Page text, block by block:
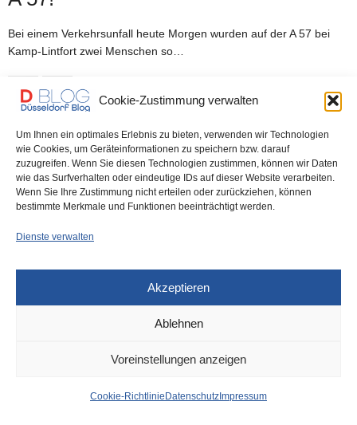
Cookie-Zustimmung verwalten
Um Ihnen ein optimales Erlebnis zu bieten, verwenden wir Technologien
wie Cookies, um Geräteinformationen zu speichern bzw. darauf
zuzugreifen. Wenn Sie diesen Technologien zustimmen, können wir Daten
wie das Surfverhalten oder eindeutige IDs auf dieser Website verarbeiten.
Wenn Sie Ihre Zustimmung nicht erteilen oder zurückziehen, können
bestimmte Merkmale und Funktionen beeinträchtigt werden.
Dienste verwalten
Akzeptieren
Ablehnen
Voreinstellungen anzeigen
Cookie-Richtlinie Datenschutz Impressum
Bei einem Verkehrsunfall heute Morgen wurden auf der A 57 bei
Kamp-Lintfort zwei Menschen so…
0 SHARES
IMPRESSUM DATENSCHUTZ COOKIE-RICHTLINIE (EU)